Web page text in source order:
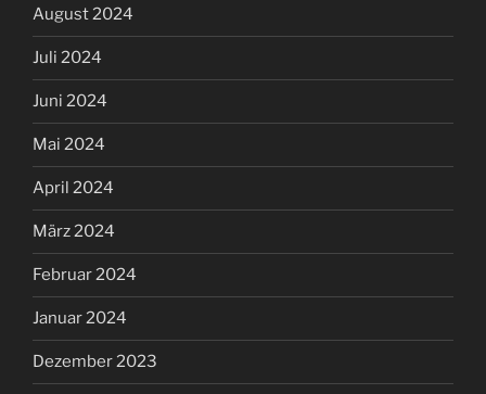
August 2024
Juli 2024
Juni 2024
Mai 2024
April 2024
März 2024
Februar 2024
Januar 2024
Dezember 2023